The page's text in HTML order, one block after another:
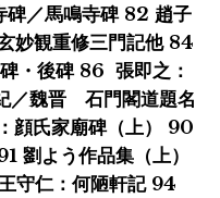
／馬鳴寺碑 82 趙子
妙観重修三門記他 84
・後碑 86 張即之：
／魏晋 石門閣道題名
氏家廟碑（上） 90
劉よう作品集（上）
守仁：何陋軒記 94